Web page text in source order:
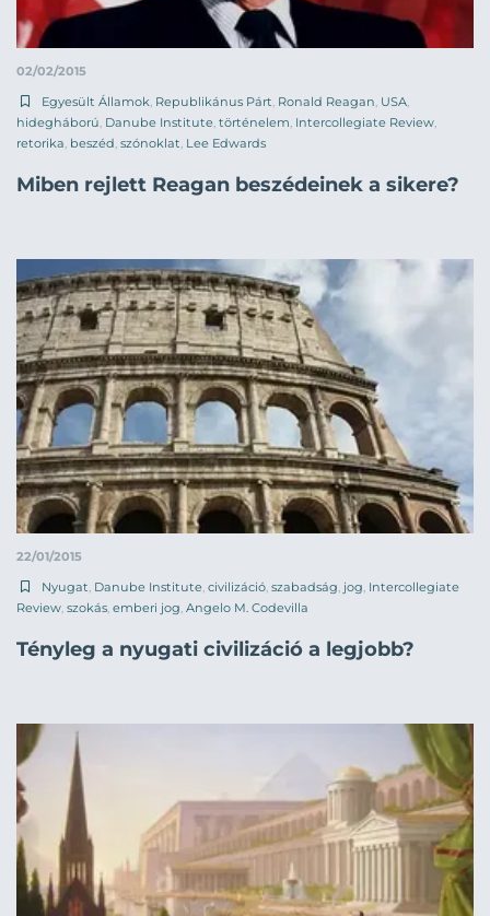
02/02/2015
Egyesült Államok, Republikánus Párt, Ronald Reagan, USA,
hidegháború, Danube Institute, történelem, Intercollegiate Review,
retorika, beszéd, szónoklat, Lee Edwards
Miben rejlett Reagan beszédeinek a sikere?
22/01/2015
Nyugat, Danube Institute, civilizáció, szabadság, jog, Intercollegiate
Review, szokás, emberi jog, Angelo M. Codevilla
Tényleg a nyugati civilizáció a legjobb?